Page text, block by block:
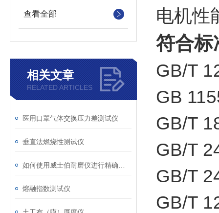
查看全部
相关文章
RELATED ARTICLES
医用口罩气体交换压力差测试仪
垂直法燃烧性测试仪
熔融指数测试仪
电机性
符合标
GB/T
GB
GB/T
GB/T
GB/T
GB/T